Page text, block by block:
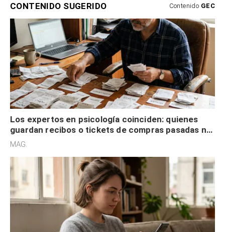
CONTENIDO SUGERIDO Contenido GEC
Los expertos en psicología coinciden: quienes
guardan recibos o tickets de compras pasadas no
son acumuladores, sino que tienen necesidad de
MAG.